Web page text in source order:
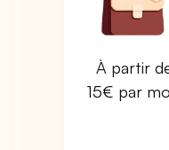
À partir
15€ par